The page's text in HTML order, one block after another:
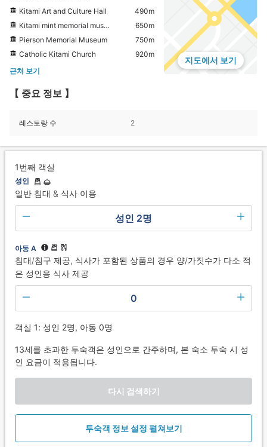
Kitami Art and Culture Hall
490m
Kitami mint memorial museum
650m
Pierson Memorial Museum
750m
Catholic Kitami Church
920m
근처 보기
지도에서 보기
【 중요 정보 】
레스토랑 수 2
1번째 객실
성인
일반 침대 & 식사 이용
성인 2명
아동 A
침대/침구 제공, 식사가 포함된 상품의 경우 양/가짓수가 다소 적
은 성인용 식사 제공
0
객실 1: 성인 2명, 아동 0명
13세를 초과한 투숙객은 성인으로 간주하며, 본 숙소 투숙 시 성
인 요금이 적용됩니다.
다시 검색하기
투숙객 정보 설정 펼쳐보기